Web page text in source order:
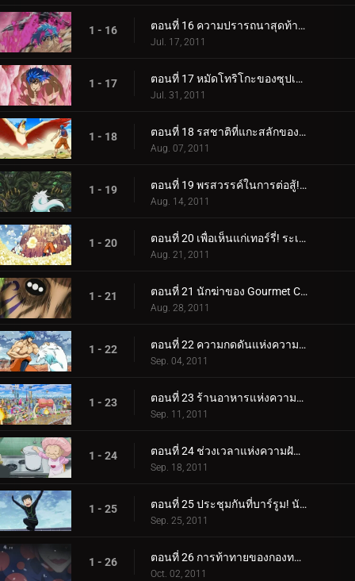
1 - 16 ตอนที่ 16 ความปรารถนาสุดท้ายของริน! การตื่นขึ้นของซูเปอร์โทริโกะ!!
Jul. 17, 2011
1 - 17 ตอนที่ 17 หมัดโทริโกะของซุปเปอร์โทริโกะ! นี่คือหมัดหนามที่แข็งแกร่งที่สุด!
Jul. 31, 2011
1 - 18 ตอนที่ 18 รสชาติที่แกะสลักของ DNA! โทริโกะ ค้นหาข้าวโพดเลือดสีฟ้า!
Aug. 07, 2011
1 - 19 ตอนที่ 19 พรสวรรค์ในการต่อสู้!! ดูสิ เทอร์รี่ คุณภาพแชมป์!
Aug. 14, 2011
1 - 20 ตอนที่ 20 เพื่อเห็นแก่เทอร์รี่! ระเบิดความร้อนแรง BB Corn!
Aug. 21, 2011
1 - 21 ตอนที่ 21 นักฆ่าของ Gourmet Corps! การโจมตีของโทริโกะพัฒนาขึ้นอย่างรวดเร็ว!
Aug. 28, 2011
1 - 22 ตอนที่ 22 ความกดดันแห่งความบ้าคลั่ง! กรินแพทช์ vs โทริโกะ
Sep. 04, 2011
1 - 23 ตอนที่ 23 ร้านอาหารแห่งความบันเทิง! เมืองนักชิมแห่งเมืองตะกละ!
Sep. 11, 2011
1 - 24 ตอนที่ 24 ช่วงเวลาแห่งความฝัน! ซุปเซ็นจูรี่ของเซ็ตซึโนะ!
Sep. 18, 2011
1 - 25 ตอนที่ 25 ประชุมกันที่บาร์รูม! นักล่าอาหารที่ทรงพลังและมากมาย!
Sep. 25, 2011
1 - 26 ตอนที่ 26 การท้าทายของกองทหารนักล่าอาหาร! มาถึงนรกเยือกแข็งแล้ว!
Oct. 02, 2011